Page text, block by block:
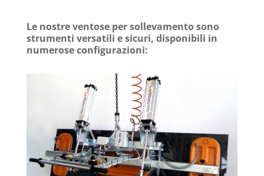
Le nostre ventose per sollevamento sono
strumenti versatili e sicuri, disponibili in
numerose configurazioni: